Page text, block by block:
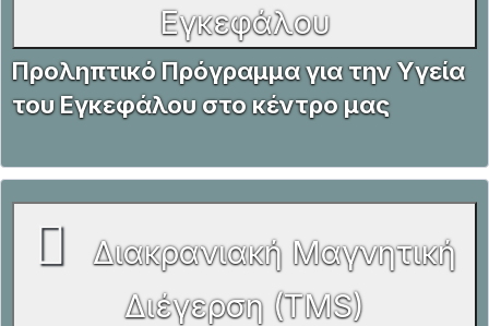
Εγκεφάλου
Προληπτικό Πρόγραμμα για την Υγεία
του Εγκεφάλου στο κέντρο μας
Διακρανιακή Μαγνητική
Διέγερση (TMS)